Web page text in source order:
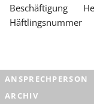
SERVICE
Beschäftigung
Häftlingsnummer
ANSPRECHPERSON
ARCHIV